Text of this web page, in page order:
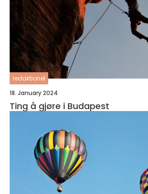
redaktionel
18. January 2024
Ting å gjøre i Budapest